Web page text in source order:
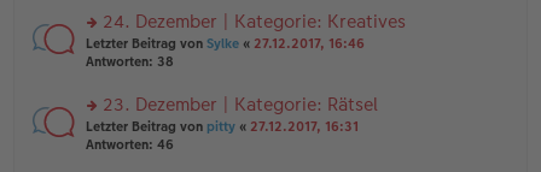
tr
a
g
e
n
er
tr
a
g
n
g
el
e
n
er
rs
te
n
g
el
24. Dezember | Kategorie: Kreatives
Letzter Beitrag von Sylke « 27.12.2017, 16:46
Antworten: 38
rs
te
23. Dezember | Kategorie: Rätsel
Letzter Beitrag von pitty « 27.12.2017, 16:31
Antworten: 46